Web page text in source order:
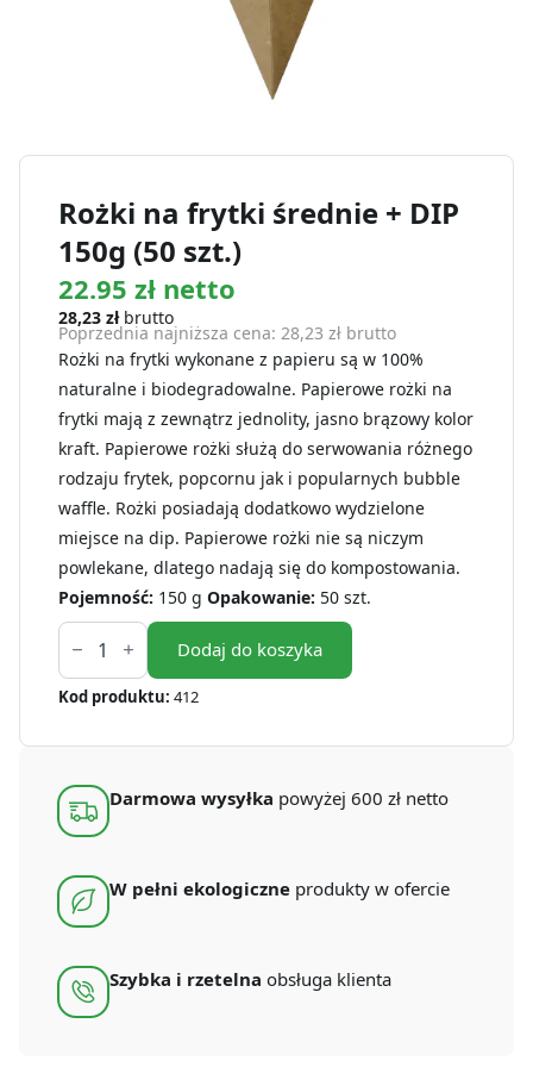
Rożki na frytki średnie + DIP
150g (50 szt.)
22.95 zł netto
28,23 złbrutto
Poprzednia najniższa cena: 28,23 zł brutto
Rożki na frytki wykonane z papieru są w 100%
naturalne i biodegradowalne. Papierowe rożki na
frytki mają z zewnątrz jednolity, jasno brązowy kolor
kraft. Papierowe rożki służą do serwowania różnego
rodzaju frytek, popcornu jak i popularnych bubble
waffle. Rożki posiadają dodatkowo wydzielone
miejsce na dip. Papierowe rożki nie są niczym
powlekane, dlatego nadają się do kompostowania.
Pojemność: 150 g Opakowanie: 50 szt.
ilość
Rożki
na
frytki
średnie
DIP
(50
szt.)
Dodaj do koszyka
Kod produktu: 412
Darmowa wysyłka powyżej 600 zł netto
W pełni ekologiczne produkty w ofercie
Szybka i rzetelna obsługa klienta